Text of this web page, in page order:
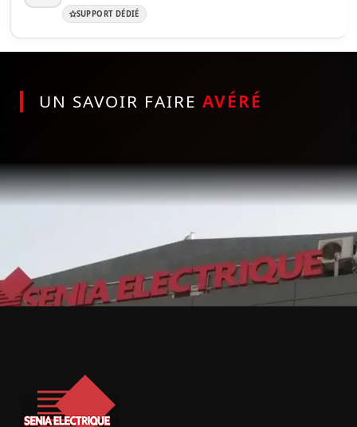
SUPPORT DÉDIÉ
UN SAVOIR FAIRE AVÉRÉ